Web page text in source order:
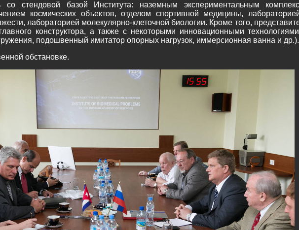
со стендовой базой Института: наземным экспериментальным
космических объектов, отделом спортивной медицины,
лабораторией молекулярно-клеточной биологии. Кроме того,
конструктора, а также с некоторыми инновационными
подошвенный имитатор опорных нагрузок, иммерсионная ванна и др.).
обстановке.